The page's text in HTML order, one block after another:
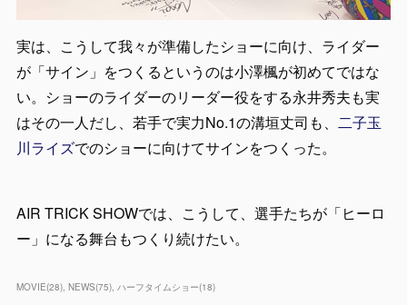
実は、こうして我々が準備したショーに向け、ライダー
が「サイン」をつくるというのは小澤楓が初めてではな
い。ショーのライダーのリーダー役をする永井秀夫も実
はその一人だし、若手で実力No.1の溝垣丈司も、 二子玉
川ライズでのショーに向けてサインをつくった。
AIR TRICK SHOWでは、こうして、選手たちが「ヒーロ
ー」になる舞台もつくり続けたい。
MOVIE(28) NEWS(75) ハーフタイムショー(18)